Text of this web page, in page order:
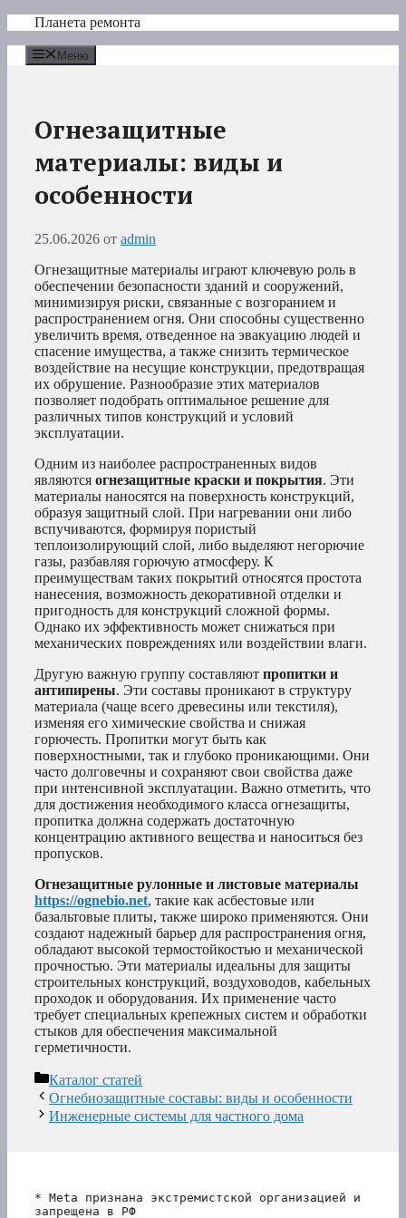
Перейти
содержимому
Планета ремонта
Меню
Огнезащитные
материалы: виды и
особенности
25.06.2026 от admin
Огнезащитные материалы играют ключевую роль в
обеспечении безопасности зданий и сооружений,
минимизируя риски, связанные с возгоранием и
распространением огня. Они способны существенно
увеличить время, отведенное на эвакуацию людей и
спасение имущества, а также снизить термическое
воздействие на несущие конструкции, предотвращая
их обрушение. Разнообразие этих материалов
позволяет подобрать оптимальное решение для
различных типов конструкций и условий
эксплуатации.
Одним из наиболее распространенных видов
являются огнезащитные краски и покрытия. Эти
материалы наносятся на поверхность конструкций,
образуя защитный слой. При нагревании они либо
вспучиваются, формируя пористый
теплоизолирующий слой, либо выделяют негорючие
газы, разбавляя горючую атмосферу. К
преимуществам таких покрытий относятся простота
нанесения, возможность декоративной отделки и
пригодность для конструкций сложной формы.
Однако их эффективность может снижаться при
механических повреждениях или воздействии влаги.
Другую важную группу составляют пропитки и
антипирены. Эти составы проникают в структуру
материала (чаще всего древесины или текстиля),
изменяя его химические свойства и снижая
горючесть. Пропитки могут быть как
поверхностными, так и глубоко проникающими. Они
часто долговечны и сохраняют свои свойства даже
при интенсивной эксплуатации. Важно отметить, что
для достижения необходимого класса огнезащиты,
пропитка должна содержать достаточную
концентрацию активного вещества и наноситься без
пропусков.
Огнезащитные рулонные и листовые материалы
https://ognebio.net, такие как асбестовые или
базальтовые плиты, также широко применяются. Они
создают надежный барьер для распространения огня,
обладают высокой термостойкостью и механической
прочностью. Эти материалы идеальны для защиты
строительных конструкций, воздуховодов, кабельных
проходок и оборудования. Их применение часто
требует специальных крепежных систем и обработки
стыков для обеспечения максимальной
герметичности.
Рубрики
Каталог статей
Огнебиозащитные составы: виды и особенности
Инженерные системы для частного дома
* Meta признана экстремистской организацией и
запрещена в РФ